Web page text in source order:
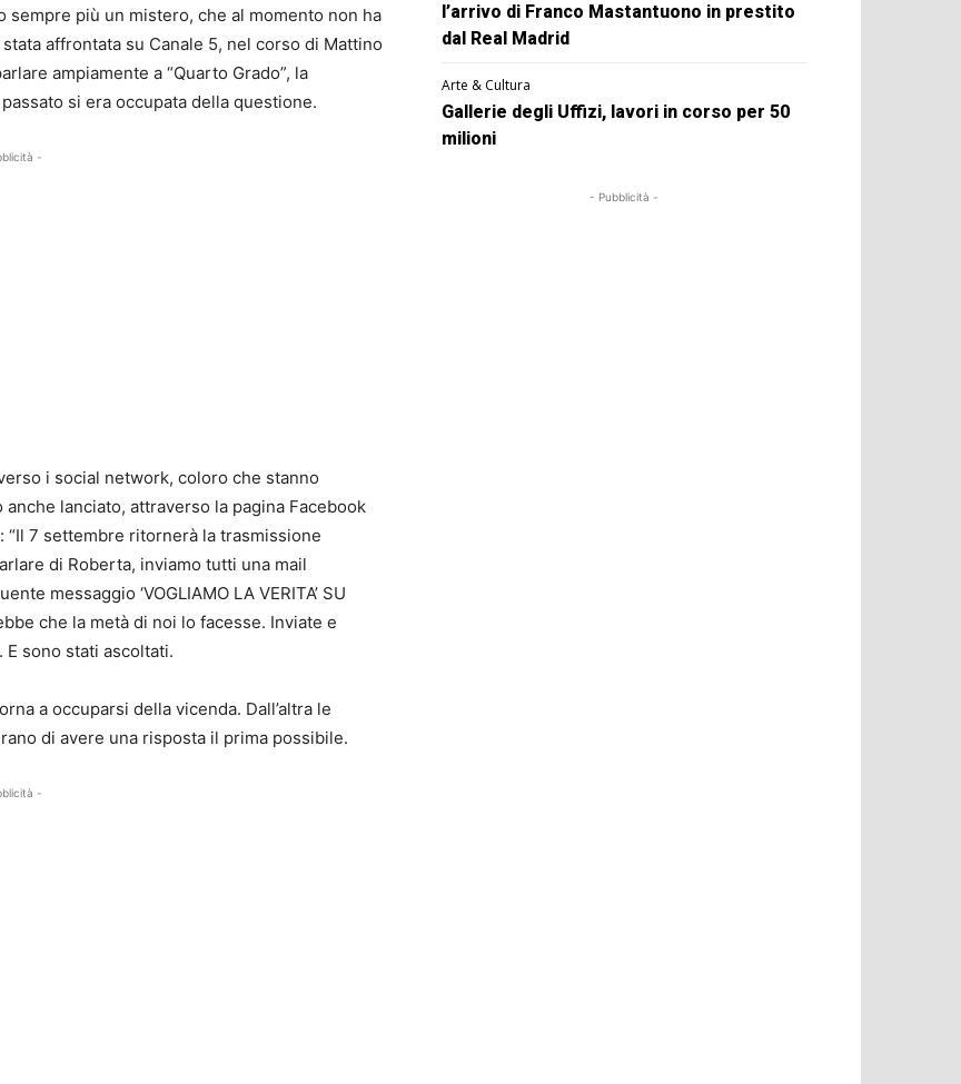
più un mistero, che al momento non ha
affrontata su Canale 5, nel corso di Mattino
ampiamente a “Quarto Grado”, la
si era occupata della questione.
-
i social network, coloro che stanno
lanciato, attraverso la pagina Facebook
“Il 7 settembre ritornerà la trasmissione
di Roberta, inviamo tutti una mail
messaggio ‘VOGLIAMO LA VERITA’ SU
che la metà di noi lo facesse. Inviate e
sono stati ascoltati.
a occuparsi della vicenda. Dall’altra le
di avere una risposta il prima possibile.
-
l’arrivo di Franco Mastantuono in prestito
dal Real Madrid
Arte & Cultura
Gallerie degli Uffizi, lavori in corso per 50
milioni
- Pubblicità -